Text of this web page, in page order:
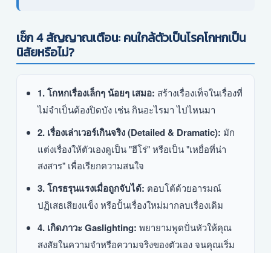
เช็ก 4 สัญญาณเตือน: คนใกล้ตัวเป็นโรคโกหกเป็น
นิสัยหรือไม่?
1. โกหกเรื่องเล็กๆ น้อยๆ เสมอ: สร้างเรื่องเท็จในเรื่องที่
ไม่จำเป็นต้องปิดบัง เช่น กินอะไรมา ไปไหนมา
2. เรื่องเล่าเวอร์เกินจริง (Detailed & Dramatic): มัก
แต่งเรื่องให้ตัวเองดูเป็น "ฮีโร่" หรือเป็น "เหยื่อที่น่า
สงสาร" เพื่อเรียกความสนใจ
3. โกรธรุนแรงเมื่อถูกจับได้: ตอบโต้ด้วยอารมณ์
ปฏิเสธเสียงแข็ง หรือปั้นเรื่องใหม่มากลบเรื่องเดิม
4. เกิดภาวะ Gaslighting: พยายามพูดปั่นหัวให้คุณ
สงสัยในความจำหรือความจริงของตัวเอง จนคุณเริ่ม